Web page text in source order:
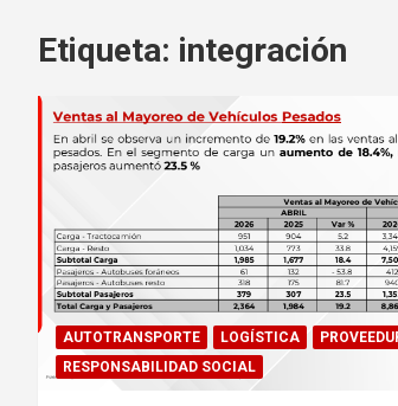
Etiqueta: integración
AUTOTRANSPORTE LOGÍSTICA
RESPONSABILIDAD SOCIAL